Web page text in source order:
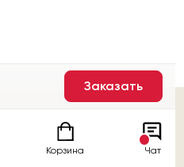
Заказать
Корзина Чат